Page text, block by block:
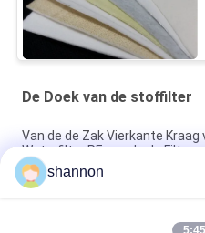
De Doek van de stoffilter
Van de de Zak Vierkante
Waterfilter PE van de de
Filterzak op hoge temperatuur
Kiezelzuurstof
shannon